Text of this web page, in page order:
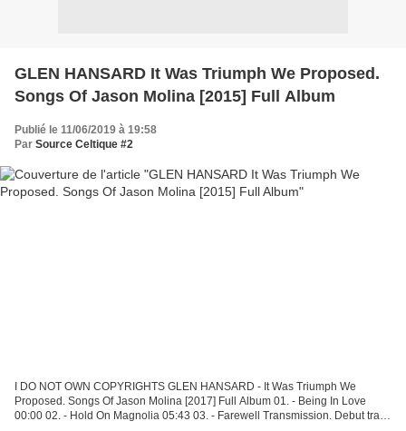
GLEN HANSARD It Was Triumph We Proposed.
Songs Of Jason Molina [2015] Full Album
Publié le 11/06/2019 à 19:58
Par Source Celtique #2
I DO NOT OWN COPYRIGHTS GLEN HANSARD - It Was Triumph We
Proposed. Songs Of Jason Molina [2017] Full Album 01. - Being In Love
00:00 02. - Hold On Magnolia 05:43 03. - Farewell Transmission. Debut track